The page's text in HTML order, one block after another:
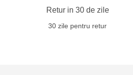
Retur in 30 de zile
30 zile pentru retur